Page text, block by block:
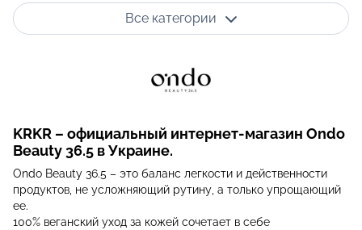
Все категории
KRKR – официальный интернет-магазин Ondo
Beauty 36.5 в Украине.
Ondo Beauty 36.5 – это баланс легкости и действенности
продуктов, не усложняющий рутину, а только упрощающий
ее.
100% веганский уход за кожей сочетает в себе